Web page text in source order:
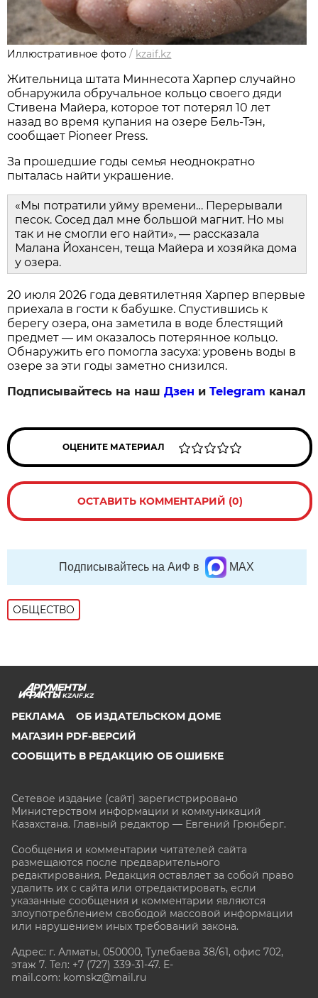
Иллюстративное фото / kzaif.kz
Жительница штата Миннесота Харпер случайно
обнаружила обручальное кольцо своего дяди
Стивена Майера, которое тот потерял 10 лет
назад во время купания на озере Бель-Тэн,
сообщает Pioneer Press.
За прошедшие годы семья неоднократно
пыталась найти украшение.
«Мы потратили уйму времени… Перерывали
песок. Сосед дал мне большой магнит. Но мы
так и не смогли его найти», — рассказала
Малана Йохансен, теща Майера и хозяйка дома
у озера.
20 июля 2026 года девятилетняя Харпер впервые
приехала в гости к бабушке. Спустившись к
берегу озера, она заметила в воде блестящий
предмет — им оказалось потерянное кольцо.
Обнаружить его помогла засуха: уровень воды в
озере за эти годы заметно снизился.
Подписывайтесь на нашДзен иTelegram канал
ОЦЕНИТЕ МАТЕРИАЛ
ОСТАВИТЬ КОММЕНТАРИЙ (0)
Подписывайтесь на АиФ в MAX
ОБЩЕСТВО
KZAIF.KZ
РЕКЛАМА
ОБ ИЗДАТЕЛЬСКОМ ДОМЕ
МАГАЗИН PDF-ВЕРСИЙ
СООБЩИТЬ В РЕДАКЦИЮ ОБ ОШИБКЕ
Сетевое издание (сайт) зарегистрировано
Министерством информации и коммуникаций
Казахстана. Главный редактор — Евгений Грюнберг.
Сообщения и комментарии читателей сайта
размещаются после предварительного
редактирования. Редакция оставляет за собой право
удалить их с сайта или отредактировать, если
указанные сообщения и комментарии являются
злоупотреблением свободой массовой информации
или нарушением иных требований закона.
Адрес: г. Алматы, 050000, Тулебаева 38/61, офис 702,
этаж 7. Тел: +7 (727) 339-31-47. E-
mail.com: komskz@mail.ru